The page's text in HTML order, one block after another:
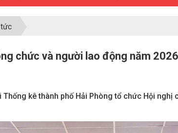
chức và người lao động năm 2026
Thống kê thành phố Hải Phòng tổ chức Hội